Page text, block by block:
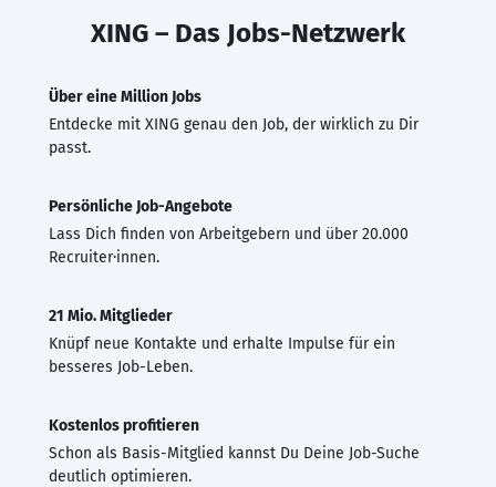
XING – Das Jobs-Netzwerk
Über eine Million Jobs
Entdecke mit XING genau den Job, der wirklich zu Dir
passt.
Persönliche Job-Angebote
Lass Dich finden von Arbeitgebern und über 20.000
Recruiter·innen.
21 Mio. Mitglieder
Knüpf neue Kontakte und erhalte Impulse für ein
besseres Job-Leben.
Kostenlos profitieren
Schon als Basis-Mitglied kannst Du Deine Job-Suche
deutlich optimieren.